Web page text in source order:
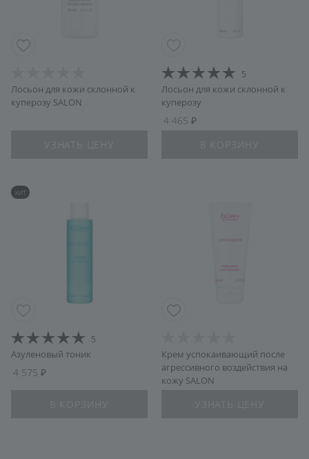
Лосьон для кожи склонной к
куперозу SALON
5
Лосьон для кожи склонной к
куперозу
4 465
ХИТ
5
Азуленовый тоник
4 575
Крем успокаивающий после
агрессивного воздействия на
кожу SALON